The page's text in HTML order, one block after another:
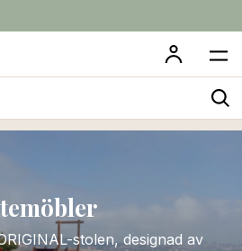
stolen, designad av